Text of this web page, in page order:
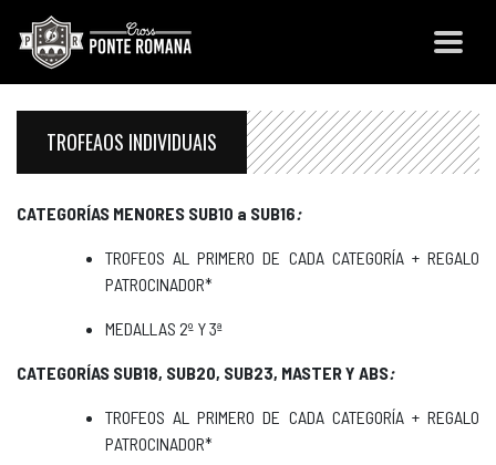
TROFEAOS INDIVIDUAIS
CATEGORÍAS MENORES SUB10 a SUB16:
TROFEOS AL PRIMERO DE CADA CATEGORÍA + REGALO
PATROCINADOR*
MEDALLAS 2º Y 3ª
CATEGORÍAS SUB18, SUB20, SUB23, MASTER Y ABS:
TROFEOS AL PRIMERO DE CADA CATEGORÍA + REGALO
PATROCINADOR*